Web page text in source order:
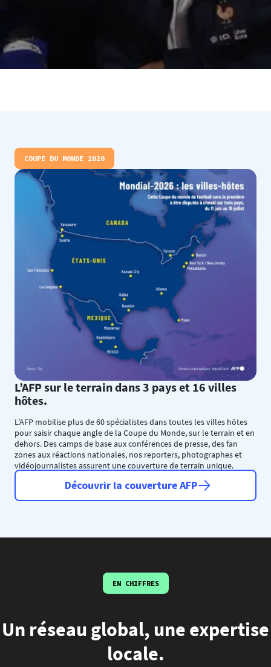
COUPE DU MONDE 2026
L’AFP sur le terrain dans 3 pays et 16 villes
hôtes.
L’AFP mobilise plus de 60 spécialistes dans toutes les villes hôtes
pour saisir chaque angle de la Coupe du Monde, sur le terrain et en
dehors. Des camps de base aux conférences de presse, des fan
zones aux réactions nationales, nos reporters, photographes et
vidéojournalistes assurent une couverture de terrain unique.
Découvrir la couverture AFP
EN CHIFFRES
Un réseau global, une expertise
locale.